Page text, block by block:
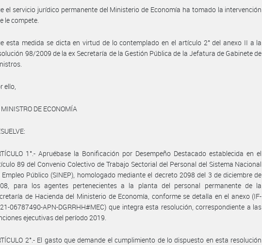
el servicio jurídico permanente del Ministerio de Economía ha tomado la intervención
le compete.
esta medida se dicta en virtud de lo contemplado en el artículo 2° del anexo II a la
98/2009 de la ex Secretaría de la Gestión Pública de la Jefatura de Gabinete de
ello,
MINISTRO DE ECONOMÍA
1°.- Apruébase la Bonificación por Desempeño Destacado establecida en el
89 del Convenio Colectivo de Trabajo Sectorial del Personal del Sistema Nacional
Empleo Público (SINEP), homologado mediante el decreto 2098 del 3 de diciembre de
para los agentes pertenecientes a la planta del personal permanente de la
de Hacienda del Ministerio de Economía, conforme se detalla en el anexo (IF-
06787490-APN-DGRRHH#MEC) que integra esta resolución, correspondiente a las
ejecutivas del período 2019.
2°.- El gasto que demande el cumplimiento de lo dispuesto en esta resolución